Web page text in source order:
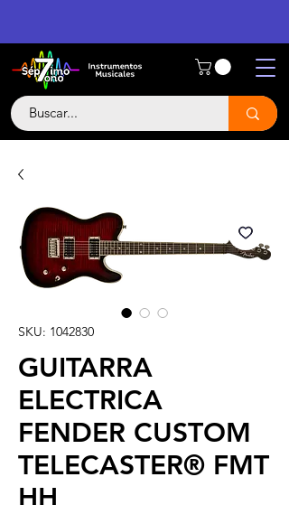
SKU: 1042830
GUITARRA
ELECTRICA
FENDER CUSTOM
TELECASTER® FMT
HH